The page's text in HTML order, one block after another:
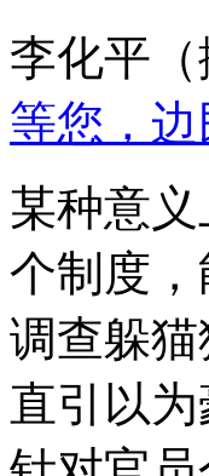
李化平（
等您，
某种意
个制度
调查躲
直引以